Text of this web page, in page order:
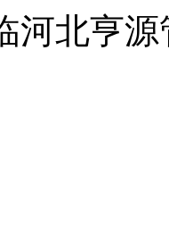
河北亨